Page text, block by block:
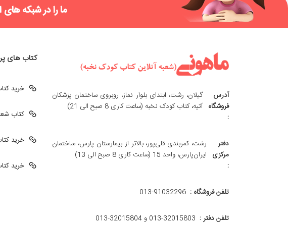
ما را در شبکه
آدرس
فروشگاه
:
گیلان، رشت، ابتدای بلوار نماز، روبروی ساختمان پزشکان
آتیه، کتاب کودک نخبه (ساعت کاری 8 صبح الی 21)
دفتر
مرکزی
:
رشت، کمربندی قلی‌پور، بالاتر از بیمارستان پارس، ساختمان
ایران‌پارس، واحد 15 (ساعت کاری 8 صبح الی 13)
تلفن فروشگاه : 013-91032296
تلفن دفتر : 013-32015803 و 32015804-013
کتاب های
خرید
کتاب
خرید
خرید